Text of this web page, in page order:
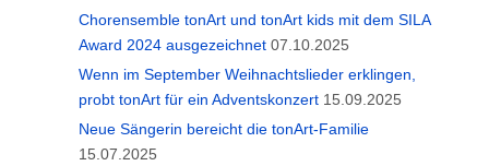
Chorensemble tonArt und tonArt kids mit dem SILA
Award 2024 ausgezeichnet 07.10.2025
Wenn im September Weihnachtslieder erklingen,
probt tonArt für ein Adventskonzert 15.09.2025
Neue Sängerin bereicht die tonArt-Familie
15.07.2025